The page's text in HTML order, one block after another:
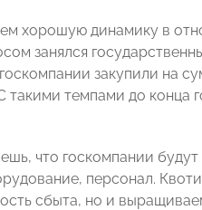
хорошую динамику в
занялся
закупили на
темпами до конца
что госкомпании
персонал.
сбыта, но и